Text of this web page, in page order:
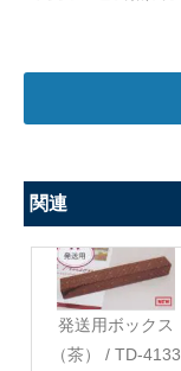
関連
発送用ボックス
（茶） / TD-4133